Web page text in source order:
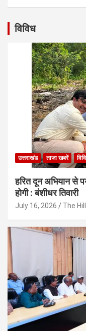
विविध
उत्तराखंड ताजा खबरें
हरित दून अभियान से
होगी : बंशीधर तिवारी
July 16, 2026 The